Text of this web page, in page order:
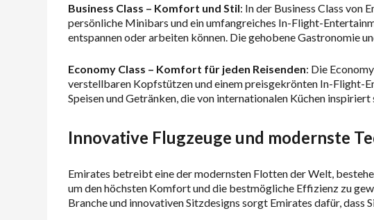
Business Class – Komfort und Stil: In der Business Class von
persönliche Minibars und ein umfangreiches In-Flight-
entspannen oder arbeiten können. Die gehobene Gastronomie
Economy Class – Komfort für jeden Reisenden: Die
verstellbaren Kopfstützen und einem preisgekrönten In-Flight-
Speisen und Getränken, die von internationalen Küchen
Innovative Flugzeuge und modernste
Emirates betreibt eine der modernsten Flotten der Welt,
um den höchsten Komfort und die bestmögliche Effizienz zu
Branche und innovativen Sitzdesigns sorgt Emirates dafür, dass